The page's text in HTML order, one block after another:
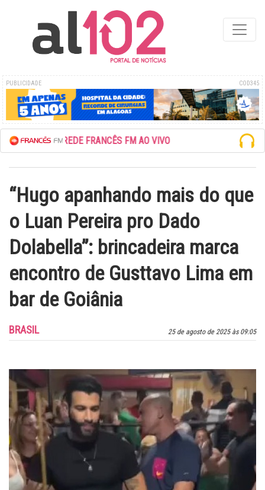
PUBLICIDADE COD345
ESCUTE A REDE FRANCÊS FM AO VIVO
“Hugo apanhando mais do que
o Luan Pereira pro Dado
Dolabella”: brincadeira marca
encontro de Gusttavo Lima em
bar de Goiânia
25 de agosto de 2025 às 09:05
BRASIL